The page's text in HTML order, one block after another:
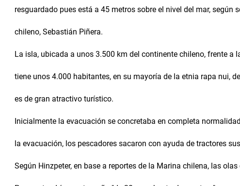
resguardado pues está a 45 metros sobre el nivel del mar, según
chileno, Sebastián Piñera.
La isla, ubicada a unos 3.500 km del continente chileno, frente a
tiene unos 4.000 habitantes, en su mayoría de la etnia rapa nui,
es de gran atractivo turístico.
Inicialmente la evacuación se concretaba en completa
la evacuación, los pescadores sacaron con ayuda de tractores
Según Hinzpeter, en base a reportes de la Marina chilena, las